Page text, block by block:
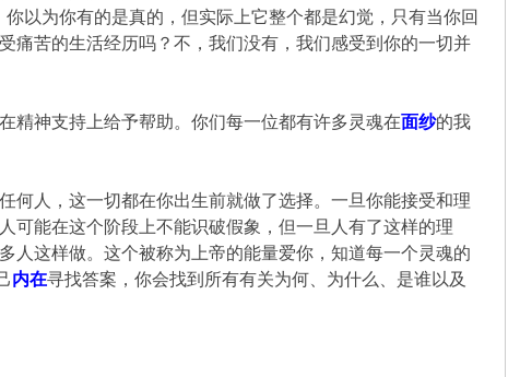
以为你有的是真的，但实际上它整个都是幻觉，只有当你回
痛苦的生活经历吗？不，我们没有，我们感受到你的一切并
精神支持上给予帮助。你们每一位都有许多灵魂在面纱的我
何人，这一切都在你出生前就做了选择。一旦你能接受和理
可能在这个阶段上不能识破假象，但一旦人有了这样的理
人这样做。这个被称为上帝的能量爱你，知道每一个灵魂的
内在寻找答案，你会找到所有有关为何、为什么、是谁以及